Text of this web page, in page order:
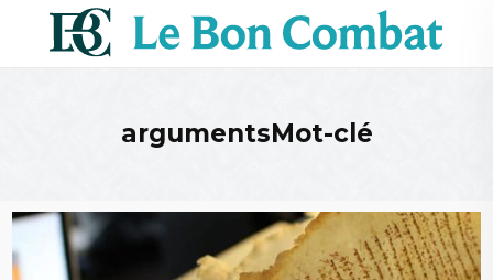
argumentsMot-clé